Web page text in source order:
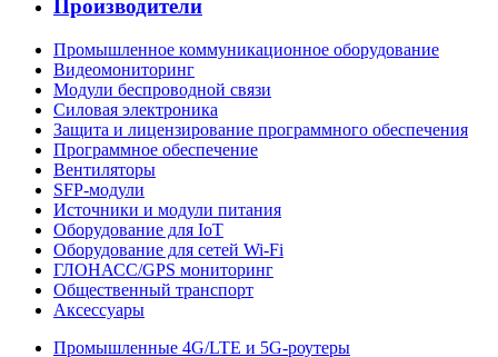
Производители
Промышленное коммуникационное оборудование
Видеомониторинг
Модули беспроводной связи
Силовая электроника
Защита и лицензирование программного обеспечения
Программное обеспечение
Вентиляторы
SFP-модули
Источники и модули питания
Оборудование для IoT
Оборудование для сетей Wi-Fi
ГЛОНАСС/GPS мониторинг
Общественный транспорт
Аксессуары
Промышленные 4G/LTE и 5G-роутеры